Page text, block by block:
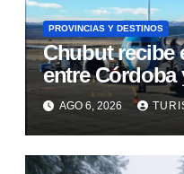
PROVINCIAS Y DESTINOS
Chubut recibe
entre Córdoba
fortalece la
la cordillera
AGO 6, 2026